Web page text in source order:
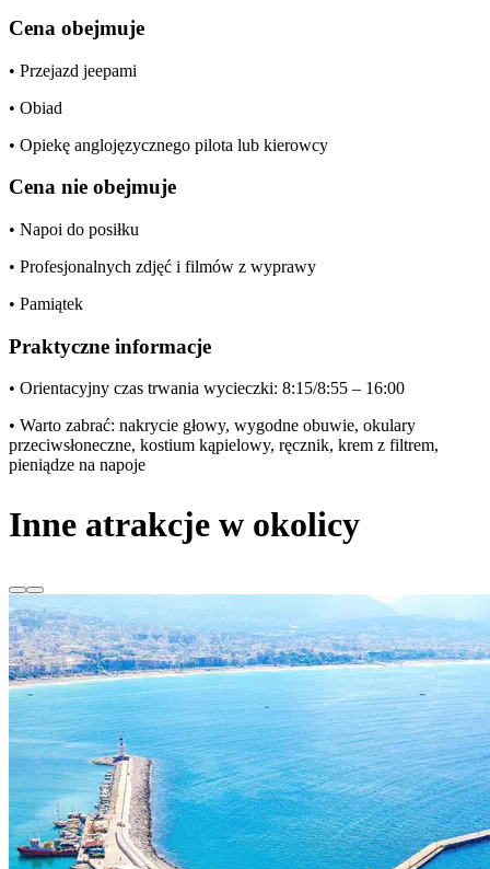
Cena obejmuje
• Przejazd jeepami
• Obiad
• Opiekę anglojęzycznego pilota lub kierowcy
Cena nie obejmuje
• Napoi do posiłku
• Profesjonalnych zdjęć i filmów z wyprawy
• Pamiątek
Praktyczne informacje
• Orientacyjny czas trwania wycieczki: 8:15/8:55 – 16:00
• Warto zabrać: nakrycie głowy, wygodne obuwie, okulary
przeciwsłoneczne, kostium kąpielowy, ręcznik, krem z filtrem,
pieniądze na napoje
Inne atrakcje w okolicy